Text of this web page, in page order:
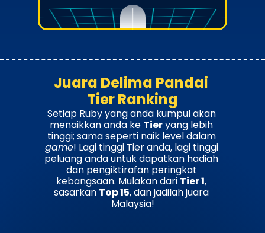
Juara Delima Pandai
Tier Ranking
Setiap Ruby yang anda kumpul akan
menaikkan anda ke Tier yang lebih
tinggi; sama seperti naik level dalam
game! Lagi tinggi Tier anda, lagi tinggi
peluang anda untuk dapatkan hadiah
dan pengiktirafan peringkat
kebangsaan. Mulakan dari Tier 1,
sasarkan Top 15, dan jadilah juara
Malaysia!